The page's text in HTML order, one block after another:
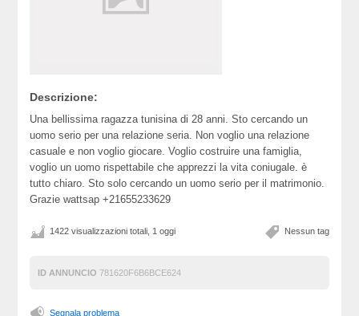
Descrizione:
Una bellissima ragazza tunisina di 28 anni. Sto cercando un
uomo serio per una relazione seria. Non voglio una relazione
casuale e non voglio giocare. Voglio costruire una famiglia,
voglio un uomo rispettabile che apprezzi la vita coniugale. è
tutto chiaro. Sto solo cercando un uomo serio per il matrimonio.
Grazie wattsap +21655233629
Nessun tag
1422 visualizzazioni totali, 1 oggi
ID ANNUNCIO 781620F6B6BCE624
Segnala problema